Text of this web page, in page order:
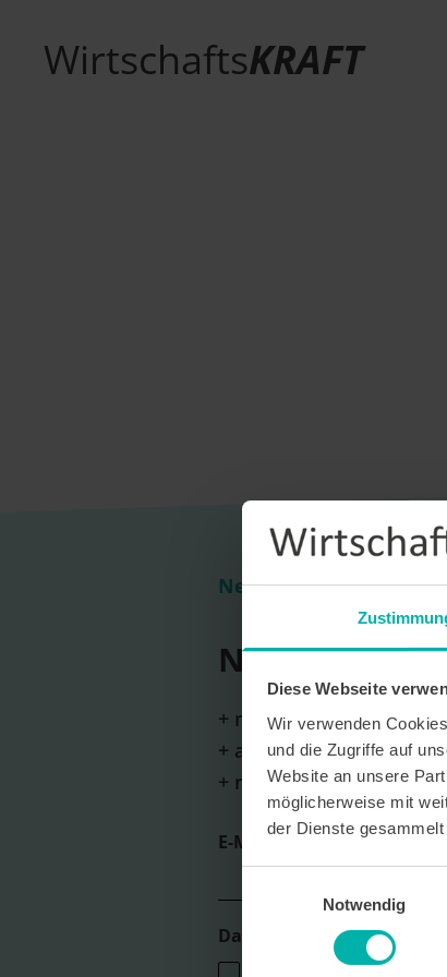
Diese Webseite
Wir verwenden
und die Zugriffe auf
Website an unsere
möglicherweise mit
der Dienste gesammelt
Notwendig
WirtschaftsKRAFT
Newsletter Anmeldung
Newsletter
+ monatliche Erscheinung
+ aktuelle Themen und
+ neue
E-Mail *
Ich stimme zu, dass ich